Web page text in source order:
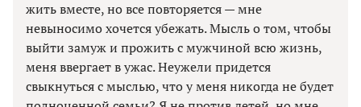
жить вместе, но все повторяется — мне
невыносимо хочется убежать. Мысль о том, чтобы
выйти замуж и прожить с мужчиной всю жизнь,
меня ввергает в ужас. Неужели придется
свыкнуться с мыслью, что у меня никогда не будет